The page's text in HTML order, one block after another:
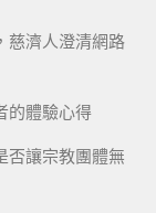
慈濟人澄清網路
的體驗心得
否讓宗教團體無